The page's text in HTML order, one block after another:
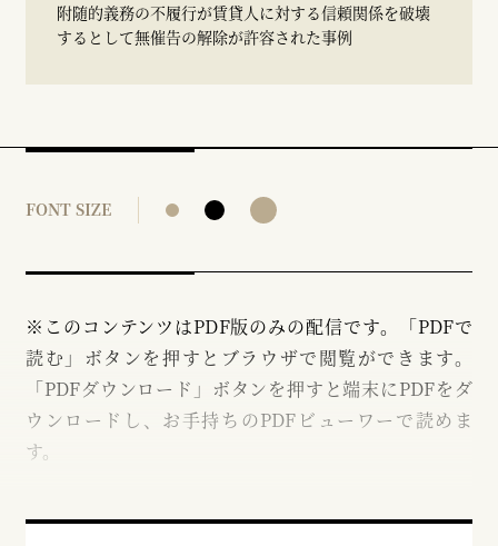
附随的義務の不履行が賃貸人に対する信頼関係を破壊
するとして無催告の解除が許容された事例
FONT SIZE
※このコンテンツはPDF版のみの配信です。「PDFで
読む」ボタンを押すとブラウザで閲覧ができます。
「PDFダウンロード」ボタンを押すと端末にPDFをダ
ウンロードし、お手持ちのPDFビューワーで読めま
す。